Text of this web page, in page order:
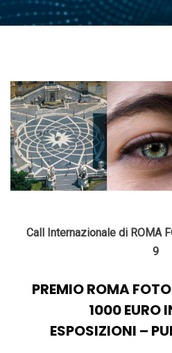
Call Internazionale di ROMA
9
PREMIO ROMA
1000 EURO
ESPOSIZIONI –